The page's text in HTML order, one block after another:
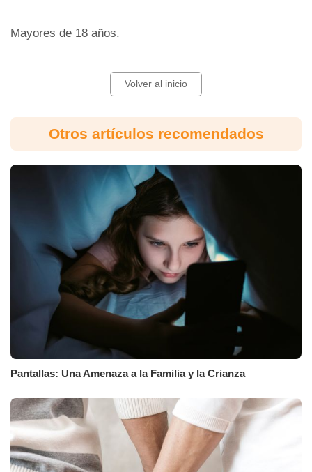
Mayores de 18 años.
Volver al inicio
Otros artículos recomendados
Pantallas: Una Amenaza a la Familia y la Crianza